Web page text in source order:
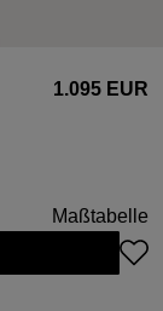
1.095 EUR
Maßtabelle